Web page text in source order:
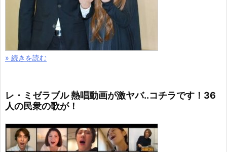
» 続きを読む
レ・ミゼラブル 熱唱動画が激ヤバ..コチラです！36
人の民衆の歌が！